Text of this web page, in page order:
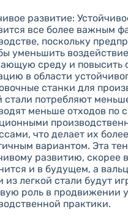
развитие:
все более важным
поскольку
уменьшить
среду и повысить
в области
станки для
стали потребляют
меньше отходов по
что делает их более
вариантом. Эта
развитию, скорее
и в будущем, а
из легкой стали будут
роль в продвижении
практики.